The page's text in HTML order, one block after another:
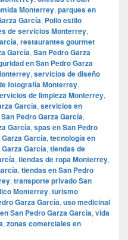
Monterrey, parques en
García, Pollo estilo
de servicios Monterrey,
, restaurantes gourmet
García, San Pedro Garza
en San Pedro Garza
, servicios de diseño
fotografía Monterrey,
de limpieza Monterrey,
García, servicios en
Pedro Garza García,
García, spas en San Pedro
García, tecnología en
García, tiendas de
, tiendas de ropa Monterrey,
, tiendas en San Pedro
, transporte privado San
Monterrey, turismo
Garza García, uso medicinal
San Pedro Garza García, vida
, zonas comerciales en